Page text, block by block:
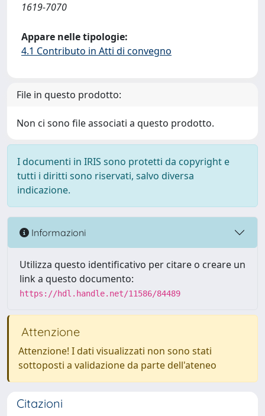
1619-7070
Appare nelle tipologie:
4.1 Contributo in Atti di convegno
File in questo prodotto:
Non ci sono file associati a questo prodotto.
I documenti in IRIS sono protetti da copyright e
tutti i diritti sono riservati, salvo diversa
indicazione.
Informazioni
Utilizza questo identificativo per citare o creare un
link a questo documento:
https://hdl.handle.net/11586/84489
Attenzione
Attenzione! I dati visualizzati non sono stati
sottoposti a validazione da parte dell'ateneo
Citazioni